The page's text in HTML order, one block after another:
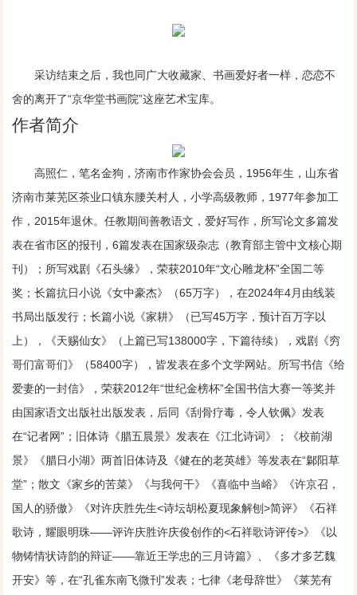
采访结束之后，我也同广大收藏家、书画爱好者一样，恋恋不
舍的离开了“京华堂书画院”这座艺术宝库。
作者简介
高照仁，笔名金狗，济南市作家协会会员，1956年生，山东省
济南市莱芜区茶业口镇东腰关村人，小学高级教师，1977年参加工
作，2015年退休。任教期间善教语文，爱好写作，所写论文多篇发
表在省市区的报刊，6篇发表在国家级杂志（教育部主管中文核心期
刊）；所写戏剧《石头缘》，荣获2010年“文心雕龙杯”全国二等
奖；长篇抗日小说《女中豪杰》（65万字），在2024年4月由线装
书局出版发行；长篇小说《家耕》（已写45万字，预计百万字以
上），《天赐仙女》（上篇已写138000字，下篇待续），戏剧《穷
哥们富哥们》（58400字），皆发表在多个文学网站。所写书信《给
爱妻的一封信》，荣获2012年“世纪金榜杯”全国书信大赛一等奖并
由国家语文出版社出版发表，后同《刮骨疗毒，令人钦佩》发表
在“记者网”；旧体诗《腊五晨景》发表在《江北诗词》；《校前湖
景》《腊日小湖》两首旧体诗及《健在的老英雄》等发表在“鄡阳草
堂”；散文《家乡的苦菜》《与我何干》《喜临中当峪》《许京召，
国人的骄傲》《对许庆胜先生<诗坛胡松夏现象解刨>简评》《石祥
歌诗，耀眼明珠——评许庆胜许庆俊创作的<石祥歌诗评传>》《以
物铸情状诗韵的辩证——靠近王学忠的三月诗篇》、《多才多艺魏
开安》等，在“孔雀东南飞微刊”发表；七律《老母辞世》《莱芜有